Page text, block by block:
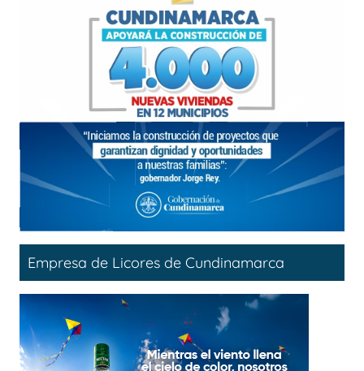
Empresa de Licores de Cundinamarca